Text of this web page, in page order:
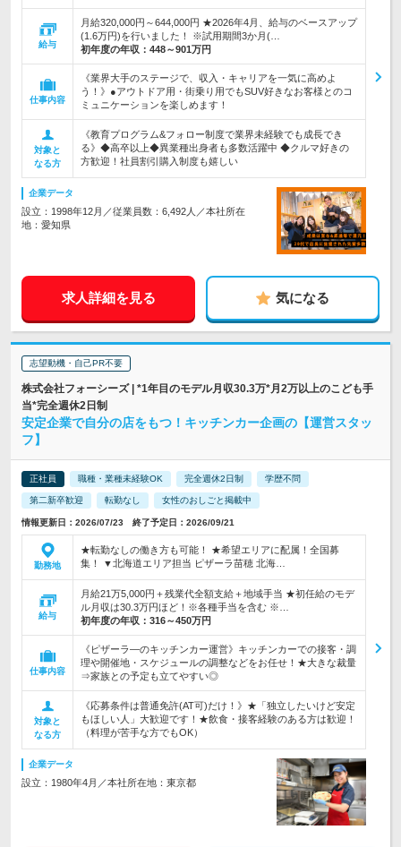
給与
月給320,000円～644,000円 ★2026年4月、給与のベースアップ
(1.6万円)を行いました！ ※試用期間3か月(…
初年度の年収： 448～901万円
仕事内容
《業界大手のステージで、収入・キャリアを一気に高めよ
う！》●アウトドア用・街乗り用でもSUV好きなお客様とのコ
ミュニケーションを楽しめます！
対象と
なる方
《教育プログラム&フォロー制度で業界未経験でも成長でき
る》◆高卒以上◆異業種出身者も多数活躍中 ◆クルマ好きの
方歓迎！社員割引購入制度も嬉しい
企業データ
設立：1998年12月／従業員数：6,492人／本社所在
地：愛知県
求人詳細を見る 気になる
志望動機・自己PR不要
株式会社フォーシーズ | *1年目のモデル月収30.3万*月2万以上のこども手
当*完全週休2日制
安定企業で自分の店をもつ！キッチンカー企画の【運営スタッ
フ】
正社員 職種・業種未経験OK 完全週休2日制 学歴不問
第二新卒歓迎 転勤なし 女性のおしごと掲載中
情報更新日：2026/07/23 終了予定日：2026/09/21
勤務地
★転勤なしの働き方も可能！ ★希望エリアに配属！全国募
集！ ▼北海道エリア担当 ピザーラ苗穂 北海…
給与
月給21万5,000円＋残業代全額支給＋地域手当 ★初任給のモデ
ル月収は30.3万円ほど！※各種手当を含む ※…
初年度の年収： 316～450万円
仕事内容
《ピザーラ―のキッチンカー運営》キッチンカーでの接客・調
理や開催地・スケジュールの調整などをお任せ！★大きな裁量
⇒家族との予定も立てやすい◎
対象と
なる方
《応募条件は普通免許(AT可)だけ！》★「独立したいけど安定
もほしい人」大歓迎です！★飲食・接客経験のある方は歓迎！
（料理が苦手な方でもOK）
企業データ
設立：1980年4月／本社所在地：東京都